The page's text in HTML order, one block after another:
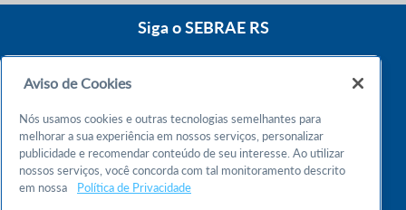
Siga o SEBRAE RS
Atendimento 24h
Chame no WhatsApp
Aviso de Cookies
Nós usamos cookies e outras tecnologias semelhantes para
melhorar a sua experiência em nossos serviços, personalizar
publicidade e recomendar conteúdo de seu interesse. Ao utilizar
nossos serviços, você concorda com tal monitoramento descrito
em nossa
Política de Privacidade